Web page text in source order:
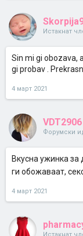
Истакнат
Sin mi gi obozava,
gi probav .
4 март 2021
VDT2906
Форумски
Вкусна ужинка
ги обожаваат,
4 март 2021